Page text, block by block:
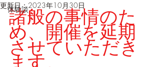
体験談
更新日：2023年10月30日
諸般の事情のた
め、開催を延期
させていただき